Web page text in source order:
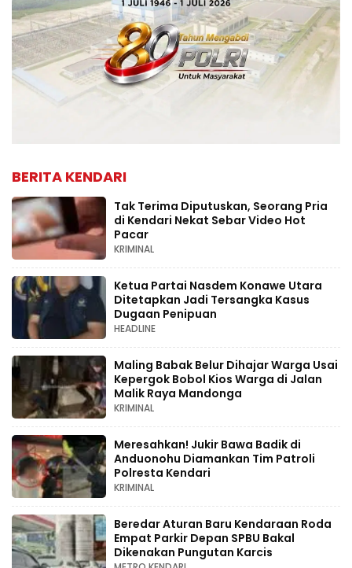
BERITA KENDARI
Tak Terima Diputuskan, Seorang Pria
di Kendari Nekat Sebar Video Hot
Pacar
KRIMINAL
Ketua Partai Nasdem Konawe Utara
Ditetapkan Jadi Tersangka Kasus
Dugaan Penipuan
HEADLINE
Maling Babak Belur Dihajar Warga Usai
Kepergok Bobol Kios Warga di Jalan
Malik Raya Mandonga
KRIMINAL
Meresahkan! Jukir Bawa Badik di
Anduonohu Diamankan Tim Patroli
Polresta Kendari
KRIMINAL
Beredar Aturan Baru Kendaraan Roda
Empat Parkir Depan SPBU Bakal
Dikenakan Pungutan Karcis